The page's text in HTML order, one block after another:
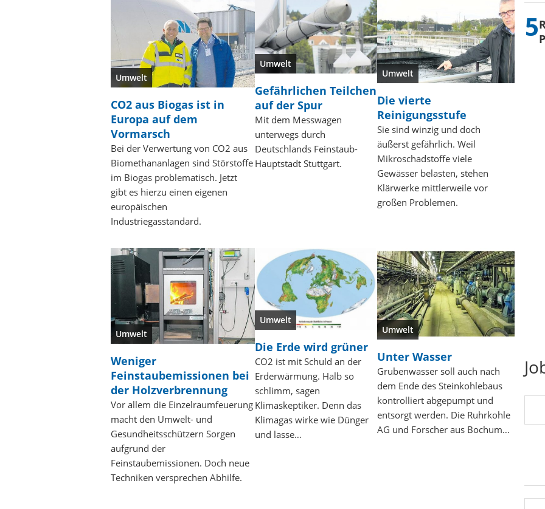
Umwelt
CO2 aus Biogas ist in
Europa auf dem
Vormarsch
Bei der Verwertung von CO2 aus
Biomethananlagen sind Störstoffe
im Biogas problematisch. Jetzt
gibt es hierzu einen eigenen
europäischen
Industriegasstandard.
Umwelt
Gefährlichen Teilchen
auf der Spur
Mit dem Messwagen
unterwegs durch
Deutschlands Feinstaub-
Hauptstadt Stuttgart.
Umwelt
Die vierte
Reinigungsstufe
Sie sind winzig und doch
äußerst gefährlich. Weil
Mikroschadstoffe viele
Gewässer belasten, stehen
Klärwerke mittlerweile vor
großen Problemen.
Umwelt
Weniger
Feinstaubemissionen bei
der Holzverbrennung
Vor allem die Einzelraumfeuerung
macht den Umwelt- und
Gesundheitsschützern Sorgen
aufgrund der
Feinstaubemissionen. Doch neue
Techniken versprechen Abhilfe.
Umwelt
Die Erde wird grüner
CO2 ist mit Schuld an der
Erderwärmung. Halb so
schlimm, sagen
Klimaskeptiker. Denn das
Klimagas wirke wie Dünger
und lasse…
Umwelt
Unter Wasser
Grubenwasser soll auch nach
dem Ende des Steinkohlebaus
kontrolliert abgepumpt und
entsorgt werden. Die Ruhrkohle
AG und Forscher aus Bochum…